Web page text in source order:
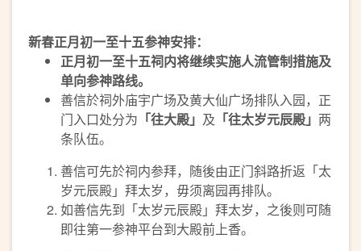
新春正月初一至十五参神安排：
正月初一至十五祠内将继续实施人流管制措施及
单向参神路线。
善信於祠外庙宇广场及黄大仙广场排队入园，正
门入口处分为 「往大殿」 及 「往太岁元辰殿」 两
条队伍。
善信可先於祠内参拜，随後由正门斜路折返「太
岁元辰殿」拜太岁，毋须离园再排队。
如善信先到「太岁元辰殿」拜太岁，之後则可随
即往第一参神平台到大殿前上香。